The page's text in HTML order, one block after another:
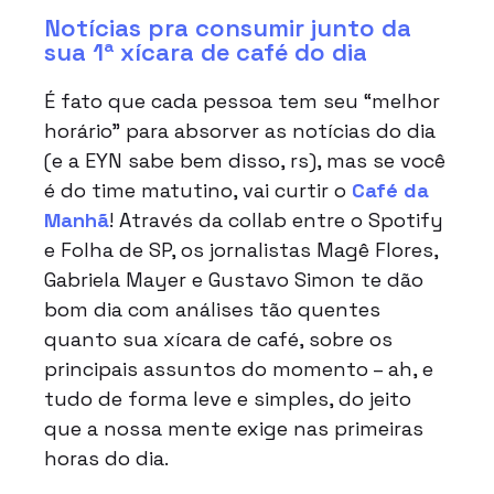
Notícias pra consumir junto da
sua 1ª xícara de café do dia
É fato que cada pessoa tem seu “melhor
horário” para absorver as notícias do dia
(e a EYN sabe bem disso, rs), mas se você
é do time matutino, vai curtir o Café da
Manhã! Através da collab entre o Spotify
e Folha de SP, os jornalistas Magê Flores,
Gabriela Mayer e Gustavo Simon te dão
bom dia com análises tão quentes
quanto sua xícara de café, sobre os
principais assuntos do momento – ah, e
tudo de forma leve e simples, do jeito
que a nossa mente exige nas primeiras
horas do dia.